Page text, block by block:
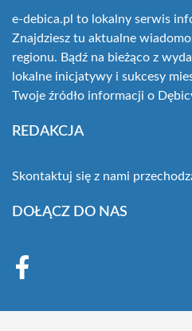
e-debica.pl to lokalny serwis
Znajdziesz tu aktualne
regionu. Bądź na bieżąco z
lokalne inicjatywy i sukcesy
Twoje źródło informacji o
REDAKCJA
Skontaktuj się z nami
DOŁĄCZ DO NAS